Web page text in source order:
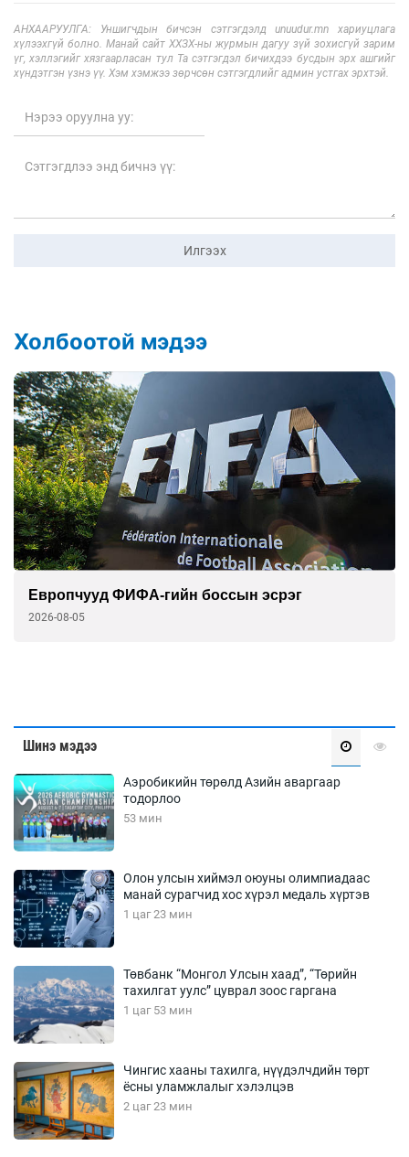
АНХААРУУЛГА: Уншигчдын бичсэн сэтгэгдэлд unuudur.mn хариуцлага
хүлээхгүй болно. Манай сайт ХХЗХ-ны журмын дагуу зүй зохисгүй зарим
үг, хэллэгийг хязгаарласан тул Та сэтгэгдэл бичихдээ бусдын эрх ашгийг
хүндэтгэн үзнэ үү. Хэм хэмжээ зөрчсөн сэтгэгдлийг админ устгах эрхтэй.
Илгээх
Холбоотой мэдээ
Европчууд ФИФА-гийн боссын эсрэг
2026-08-05
Шинэ мэдээ
Аэробикийн төрөлд Азийн аваргаар
тодорлоо
53 мин
Олон улсын хиймэл оюуны олимпиадаас
манай сурагчид хос хүрэл медаль хүртэв
1 цаг 23 мин
Төвбанк “Монгол Улсын хаад”, “Төрийн
тахилгат уулс” цуврал зоос гаргана
1 цаг 53 мин
Чингис хааны тахилга, нүүдэлчдийн төрт
ёсны уламжлалыг хэлэлцэв
2 цаг 23 мин